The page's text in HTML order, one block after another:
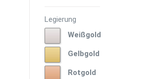
Legierung
WeißgoldWeißgold
GelbgoldGelbgold
RotgoldRotgold